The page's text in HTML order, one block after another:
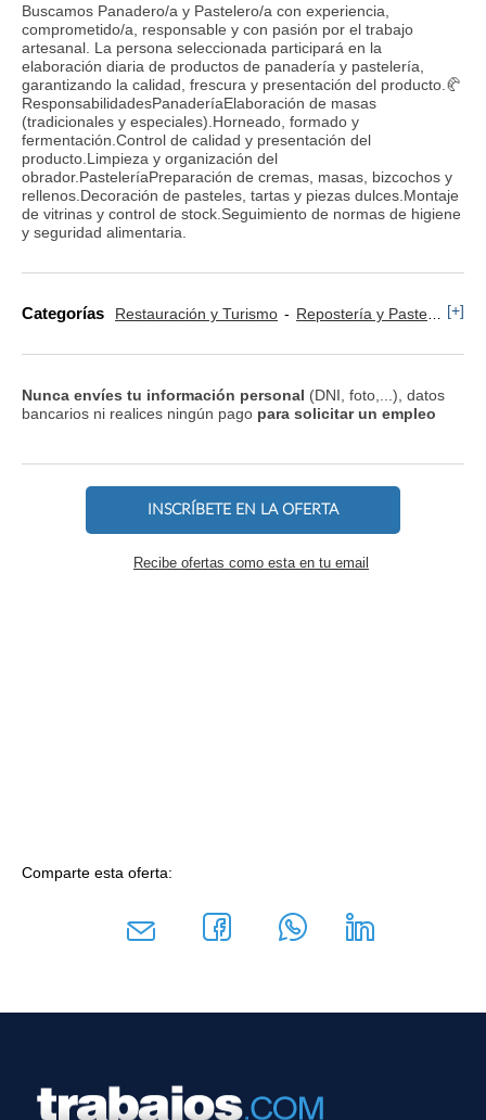
Buscamos Panadero/a y Pastelero/a con experiencia,
comprometido/a, responsable y con pasión por el trabajo
artesanal. La persona seleccionada participará en la
elaboración diaria de productos de panadería y pastelería,
garantizando la calidad, frescura y presentación del producto.🥐
ResponsabilidadesPanaderíaElaboración de masas
(tradicionales y especiales).Horneado, formado y
fermentación.Control de calidad y presentación del
producto.Limpieza y organización del
obrador.PasteleríaPreparación de cremas, masas, bizcochos y
rellenos.Decoración de pasteles, tartas y piezas dulces.Montaje
de vitrinas y control de stock.Seguimiento de normas de higiene
y seguridad alimentaria.
Categorías Restauración y Turismo Repostería y Pastelería [+]
Nunca envíes tu información personal (DNI, foto,...), datos
bancarios ni realices ningún pago para solicitar un empleo
INSCRÍBETE EN LA OFERTA
Recibe ofertas como esta en tu email
Comparte esta oferta: